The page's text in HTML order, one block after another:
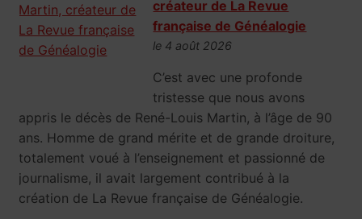
créateur de La Revue
française de Généalogie
le 4 août 2026
C’est avec une profonde
tristesse que nous avons
appris le décès de René-Louis Martin, à l’âge de 90
ans. Homme de grand mérite et de grande droiture,
totalement voué à l’enseignement et passionné de
journalisme, il avait largement contribué à la
création de La Revue française de Généalogie.